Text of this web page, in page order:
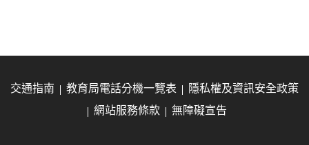
交通指南 教育局電話分機一覽表
隱私權及資訊安全政策
網站服務條款
無障礙宣告